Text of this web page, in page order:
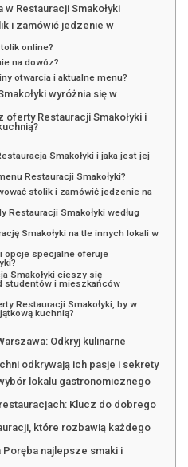
Restauracji Smakołyki
i zamówić jedzenie w
online?
na dowóz?
otwarcia i aktualne menu?
wyróżnia się w
oferty Restauracji Smakołyki i
Smakołyki i jaka jest jej
Restauracji Smakołyki?
stolik i zamówić jedzenie na
Restauracji Smakołyki według
Smakołyki na tle innych lokali w
opcje specjalne oferuje
Smakołyki cieszy się
studentów i mieszkańców
Restauracji Smakołyki, by w
kuchnią?
Odkryj kulinarne
odkrywają ich pasje i sekrety
lokalu gastronomicznego
Klucz do dobrego
które rozbawią każdego
Poręba najlepsze smaki i